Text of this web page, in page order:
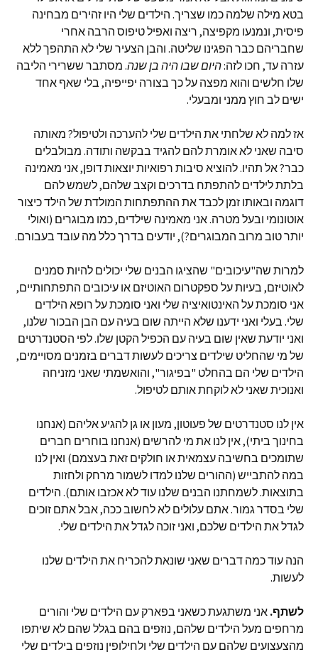
בטא מילה שלמה כמו שצריך. הילדים שלי היו זהירים מבחינה
פיסית, ונמנעו מקפיצה, ריצה ואפיל טיפוס הרבה אחרי
שחבריהם כבר הפגינו שליטה. והבן הצעיר שלי לא התהפך ללא
עזרה עד, חכו לזה:היום שבו היה בן שנה. מסתבר ששרירי הליבה
שלו חלשים והוא מפצה על כך בצורה יפייפיה, בלי שאף אחד
ישים לב חוץ ממני ומבעלי.
אז למה לא שלחתי את הילדים שלי להערכה ולטיפול? מאותה
סיבה שאני לא אומרת להם להגיד בבקשה ותודה. מבולבלים
כבר? אל תהיו.להוציא סיבות רפואיות יוצאות דופן, אני מאמינה
בלתת לילדים להתפתח בדרכים וקצב שלהם, לשמש להם
דוגמה ובאותו זמן לכבד את ההתפתחות המולדת של הילד כיצור
אוטונומי ובעל מטרה. אני מאמינה שילדים, כמו מבוגרים (ואולי
יותר טוב מרוב המבוגרים?), יודעים בדרך כלל מה עובד בעבורם.
למרות שה"עיכובים" שהציגו הבנים שלי יכולים להיות סמנים
לאוטיזם, בעיות על ספקטרום האוטיזם או עיכובים התפתחותיים,
אני סומכת על האינטואיציה שלי ואני סומכת על רופא הילדים
שלי. בעלי ואני ידענו שלא הייתה שום בעיה עם הבן הבכור שלנו,
ואני יודעת שאין שום בעיה עם הכפיל הקטן שלו. לפי הסטנדרטים
של מי שהחליט שילדים צריכים לעשות דברים בזמנים מסויימים,
הילדים שלי הם בהחלט "בפיגור", והואשמתי שאני מזניחה
ואנוכית שאני לא לוקחת אותם לטיפול.
אין לנו סטנדרטים של פעוטון, מעון או גן להגיע אליהם (אנחנו
בחינוך ביתי), אין לנו את מי להרשים (אנחנו בוחרים חברים
שתומכים בחשיבה עצמאית או חולקים זאת בעצמם) ואין לנו
במה להתבייש (ההורים שלנו למדו לשמור מרחק ולחזות
בתוצאות. לשמחתנו הבנים שלנו עוד לא אכזבו אותם). הילדים
שלי בסדר גמור. אתם עלולים לא לחשוב ככה, אבל אתם זוכים
לגדל את הילדים שלכם, ואני זוכה לגדל את הילדים שלי.
הנה עוד כמה דברים שאני שונאת להכריח את הילדים שלנו
לעשות.
לשתף. אני משתגעת כשאני בפארק עם הילדים שלי והורים
מרחפים מעל הילדים שלהם, נוזפים בהם בגלל שהם לא שיתפו
מהצעצועים שלהם עם הילדים שלי ולחילופין נוזפים בילדים שלי